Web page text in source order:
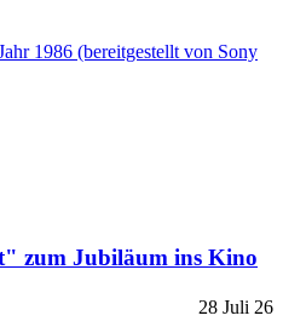
zum Jubiläum ins Kino
28 Juli 26